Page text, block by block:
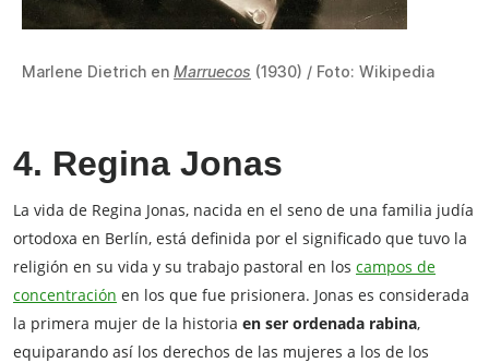
Marlene Dietrich en Marruecos (1930) / Foto: Wikipedia
4. Regina Jonas
La vida de Regina Jonas, nacida en el seno de una familia judía
ortodoxa en Berlín, está definida por el significado que tuvo la
religión en su vida y su trabajo pastoral en los campos de
concentración en los que fue prisionera. Jonas es considerada
la primera mujer de la historia en ser ordenada rabina,
equiparando así los derechos de las mujeres a los de los